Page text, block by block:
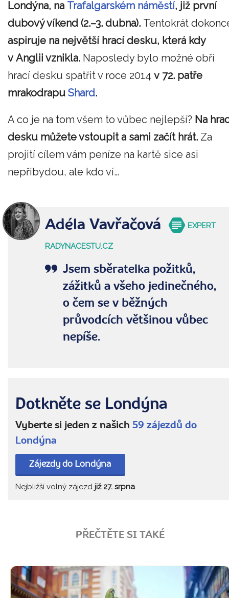
Londýna, na Trafalgarském náměstí, již první
dubový víkend (2.–3. dubna). Tentokrát
aspiruje na největší hrací desku, která kdy
v Anglii vznikla. Naposledy bylo možné obří
hrací desku spatřit v roce 2014 v 72. patře
mrakodrapu Shard.
A co je na tom všem to vůbec nejlepší? Na
desku můžete vstoupit a sami začít hrát. Za
projití cílem vám peníze na kartě sice asi
nepřibydou, ale kdo ví…
Adéla Vavřačová EXPERT
RADYNACESTU.CZ
Jsem sběratelka požitků,
zážitků a všeho jedinečného,
o čem se v běžných
průvodcích většinou vůbec
nepíše.
Dotkněte se Londýna
Vyberte si jeden z našich 59 zájezdů do
Londýna
Zájezdy do Londýna
Nejbližší volný zájezd již 27. srpna
PŘEČTĚTE SI TAKÉ